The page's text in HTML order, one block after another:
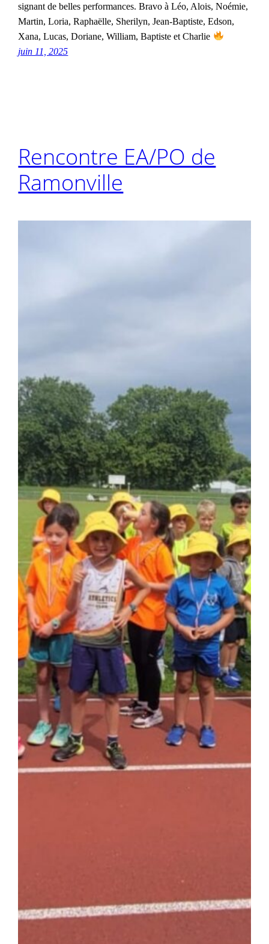
signant de belles performances. Bravo à Léo, Alois, Noémie,
Martin, Loria, Raphaëlle, Sherilyn, Jean-Baptiste, Edson,
Xana, Lucas, Doriane, William, Baptiste et Charlie
juin 11, 2025
Rencontre EA/PO de
Ramonville